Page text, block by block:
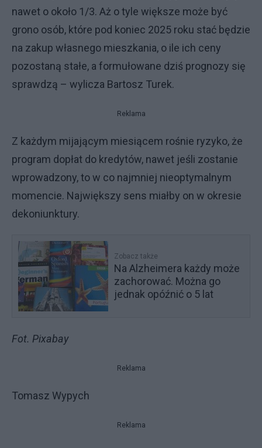
nawet o około 1/3. Aż o tyle większe może być
grono osób, które pod koniec 2025 roku stać będzie
na zakup własnego mieszkania, o ile ich ceny
pozostaną stałe, a formułowane dziś prognozy się
sprawdzą – wylicza Bartosz Turek.
Reklama
Z każdym mijającym miesiącem rośnie ryzyko, że
program dopłat do kredytów, nawet jeśli zostanie
wprowadzony, to w co najmniej nieoptymalnym
momencie. Największy sens miałby on w okresie
dekoniunktury.
Zobacz także
Na Alzheimera każdy może
zachorować. Można go
jednak opóźnić o 5 lat
Fot. Pixabay
Reklama
Tomasz Wypych
Reklama